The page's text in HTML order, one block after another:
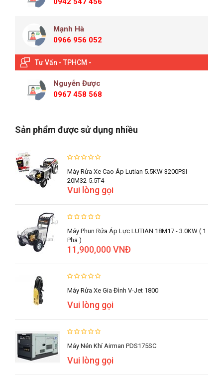
Mạnh Hà
0966 956 052
Tư Vấn - TPHCM -
Nguyễn Được
0967 458 568
Sản phẩm được sử dụng nhiều
Máy Rửa Xe Cao Áp Lutian 5.5KW 3200PSI
20M32-5.5T4
Vui lòng gọi
Máy Phun Rửa Áp Lực LUTIAN 18M17 - 3.0KW ( 1
Pha )
11,900,000 VNĐ
Máy Rửa Xe Gia Đình V-Jet 1800
Vui lòng gọi
Máy Nén Khí Airman PDS175SC
Vui lòng gọi